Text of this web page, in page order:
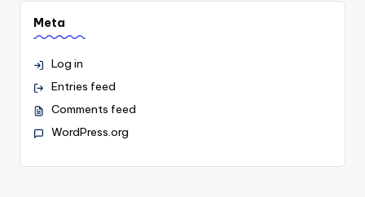
Meta
Log in
Entries feed
Comments feed
WordPress.org